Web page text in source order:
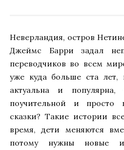
Неверландия, остров
Джеймс Барри задал
переводчиков во всем
уже куда больше ста
актуальна и
поучительной и просто
сказки? Такие истории
время, дети меняются
потому нужны новые